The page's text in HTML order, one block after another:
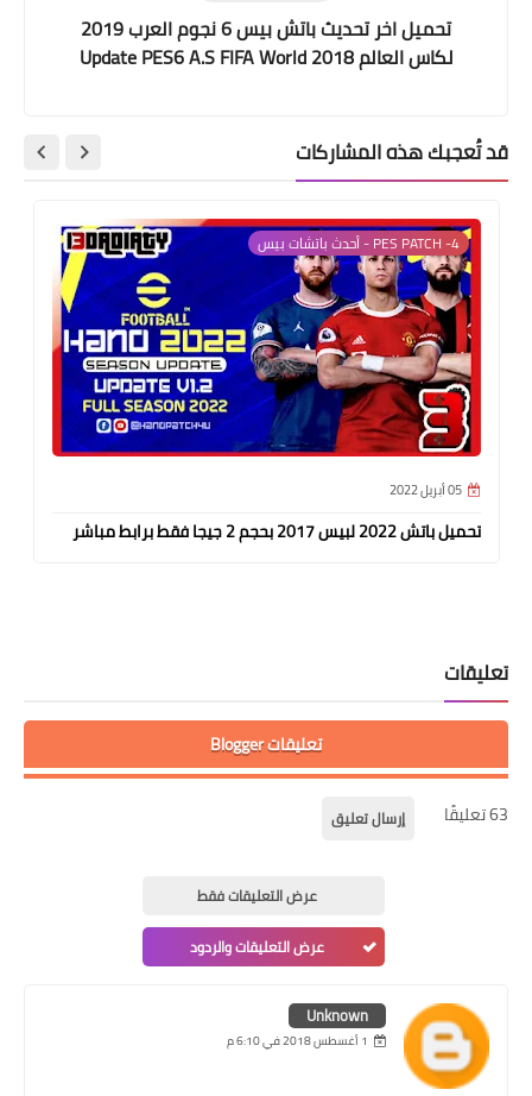
تحميل اخر تحديث باتش بيس 6 نجوم العرب 2019
لكاس العالم 2018 Update PES6 A.S FIFA World
قد تُعجبك هذه المشاركات
4- PES PATCH - أحدث باتشات بيس
05 أبريل 2022
تحميل باتش 2022 لبيس 2017 بحجم 2 جيجا فقط برابط مباشر
تعليقات
تعليقات Blogger
63 تعليقًا إرسال تعليق
عرض التعليقات فقط
عرض التعليقات والردود
Unknown
1 أغسطس 2018 في 6:10 م